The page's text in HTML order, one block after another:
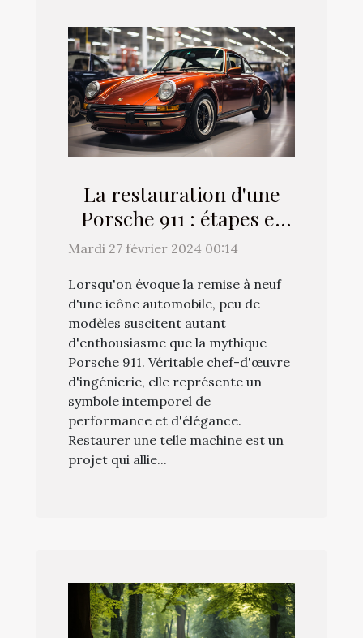
La restauration d'une
Porsche 911 : étapes et
considérations clés
Mardi 27 février 2024 00:14
Lorsqu'on évoque la remise à neuf
d'une icône automobile, peu de
modèles suscitent autant
d'enthousiasme que la mythique
Porsche 911. Véritable chef-d'œuvre
d'ingénierie, elle représente un
symbole intemporel de
performance et d'élégance.
Restaurer une telle machine est un
projet qui allie...